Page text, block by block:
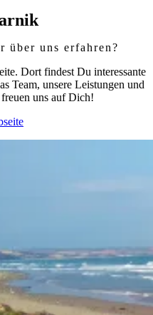
über uns erfahren?
Dort findest Du interessante
Team, unsere Leistungen und
uns auf Dich!